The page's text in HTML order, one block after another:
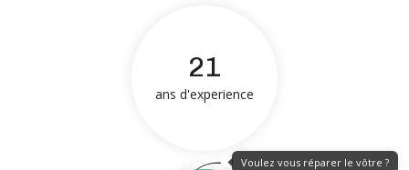
21
ans d'experience
Voulez vous réparer le vôtre ?